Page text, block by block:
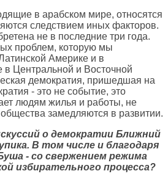
в арабском мире, относятся
следствием иных факторов.
не в последние три года.
проблем, которую мы
Америке и в
Центральной и Восточной
демократия, пришедшая на
- это не событие, это
людям жилья и работы, не
замедляются в развитии.
о демократии Ближний
В том числе и благодаря
- со свержением режима
избирательного процесса?